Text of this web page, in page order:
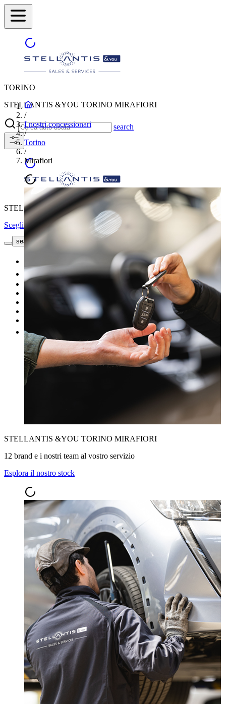
TORINO
STELLANTIS &YOU TORINO MIRAFIORI
search
STELLANTIS &YOU TORINO MIRAFIORI
Scegli un'altra città
search button - icon
Usato
Le nostre offerte
I nostri brand
Altro
/
I nostri concessionari
/
Torino
/
Mirafiori
STELLANTIS &YOU TORINO MIRAFIORI
12 brand e i nostri team al vostro servizio
Esplora il nostro stock